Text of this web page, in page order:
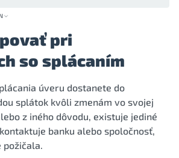
pri
so splácaním
úveru dostanete do
splátok kvôli zmenám vo svojej
z iného dôvodu, existuje jediné
banku alebo spoločnosť,
požičala.